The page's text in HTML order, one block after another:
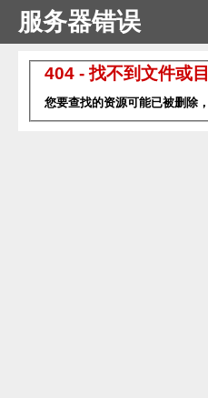
服务器错误
404 - 找不到文件或目
您要查找的资源可能已被删除